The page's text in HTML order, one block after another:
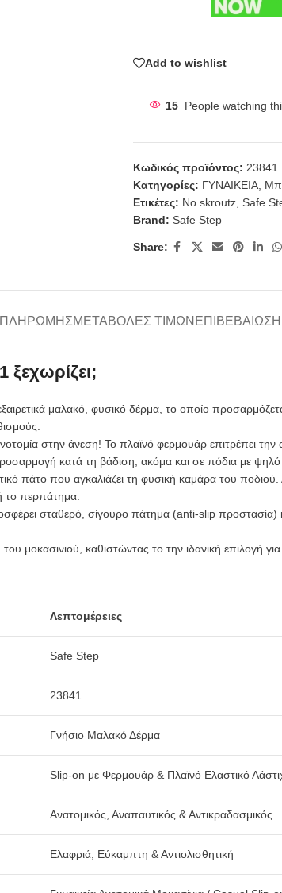
Add to wishlist
15 People watching
Κωδικός προϊόντος: 23841
Κατηγορίες: ΓΥΝΑΙΚΕΙΑ,
Ετικέτες: No skroutz, Safe
Brand: Safe Step
Share:
ΠΛΗΡΩΜΉΣΜΕΤΑΒΟΛΈΣ ΤΙΜΏΝ
ξεχωρίζει;
μαλακό, φυσικό δέρμα, το οποίο
στην άνεση! Το πλαϊνό φερμουάρ επιτρέπει
κατά τη βάδιση, ακόμα και σε πόδια με ψηλό
πάτο που αγκαλιάζει τη φυσική καμάρα του
το περπάτημα.
σταθερό, σίγουρο πάτημα (anti-slip προστασία)
μοκασινιού, καθιστώντας το την ιδανική επιλογή
Λεπτομέρειες
Safe Step
23841
Γνήσιο Μαλακό Δέρμα
Slip-on με Φερμουάρ & Πλαϊνό Ελαστικό
Ανατομικός, Αναπαυτικός & Αντικραδασμικός
Ελαφριά, Εύκαμπτη & Αντιολισθητική